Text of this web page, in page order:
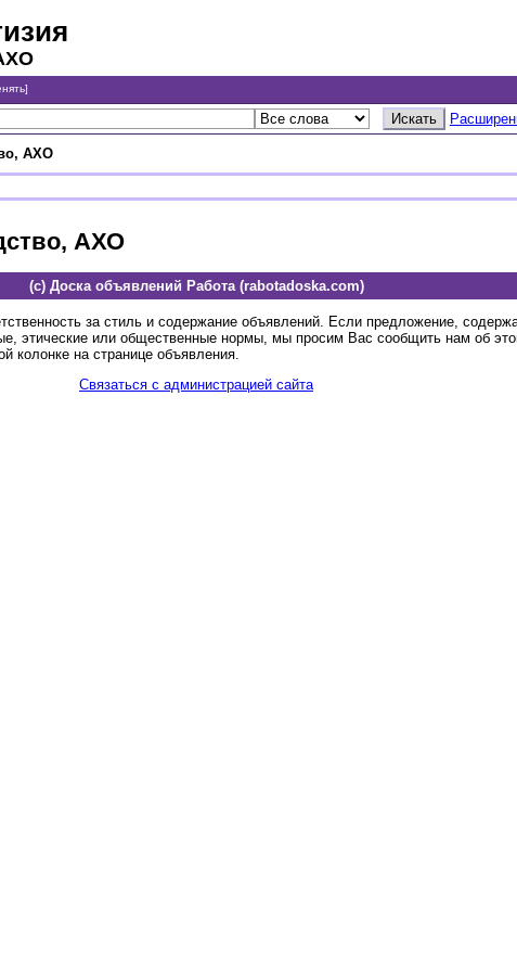
АХО
АХО
(c) Доска объявлений Работа (rabotadoska.com)
за стиль и содержание объявлений. Если предложение,
этические или общественные нормы, мы просим Вас сообщить нам об
колонке на странице объявления.
Связаться с администрацией сайта